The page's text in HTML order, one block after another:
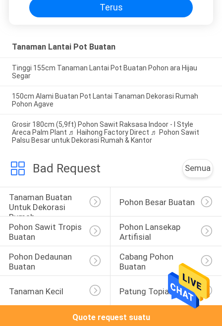
Terus
Tanaman Lantai Pot Buatan
Tinggi 155cm Tanaman Lantai Pot Buatan Pohon ara Hijau
Segar
150cm Alami Buatan Pot Lantai Tanaman Dekorasi Rumah
Pohon Agave
Grosir 180cm (5,9ft) Pohon Sawit Raksasa Indoor - I Style
Areca Palm Plant ♬ Haihong Factory Direct ♬ Pohon Sawit
Palsu Besar untuk Dekorasi Rumah & Kantor
Bad Request Semua
Tanaman Buatan
Untuk Dekorasi
Rumah
Pohon Besar Buatan
Pohon Sawit Tropis
Buatan
Pohon Lansekap
Artifisial
Pohon Dedaunan
Buatan
Cabang Pohon
Buatan
Tanaman Kecil Patung Topiary
Quote request suatu